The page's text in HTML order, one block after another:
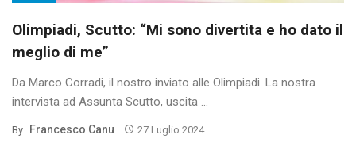
Olimpiadi, Scutto: “Mi sono divertita e ho dato il
meglio di me”
Da Marco Corradi, il nostro inviato alle Olimpiadi. La nostra
intervista ad Assunta Scutto, uscita ...
By Francesco Canu 27 Luglio 2024